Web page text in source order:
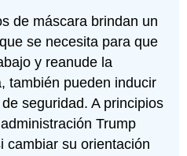
de máscara brindan un
se necesita para que
y reanude la
también pueden inducir
seguridad. A principios
Trump
cambiar su orientación